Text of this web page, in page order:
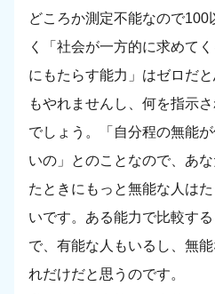
どころか測定不能なので100
く「社会が一方的に求めて
にもたらす能力」はゼロだ
もやれませんし、何を指示
でしょう。「自分程の無能
いの」とのことなので、あ
たときにもっと無能な人は
いです。ある能力で比較す
で、有能な人もいるし、無
れだけだと思うのです。